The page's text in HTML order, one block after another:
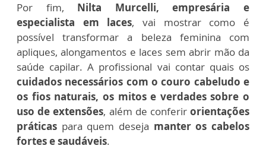
Por fim, Nilta Murcelli, empresária e
especialista em laces, vai mostrar como é
possível transformar a beleza feminina com
apliques, alongamentos e laces sem abrir mão da
saúde capilar. A profissional vai contar quais os
cuidados necessários com o couro cabeludo e
os fios naturais, os mitos e verdades sobre o
uso de extensões, além de conferirorientações
práticas para quem deseja manter os cabelos
fortes e saudáveis.